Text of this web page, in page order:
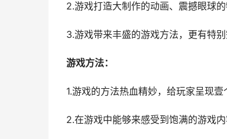
2.游戏打造大制作的动画、震撼眼球
3.游戏带来丰盛的游戏方法，更有特
游戏方法：
1.游戏的方法热血精妙，给玩家呈现壹
2.在游戏中能够来感受到饱满的游戏